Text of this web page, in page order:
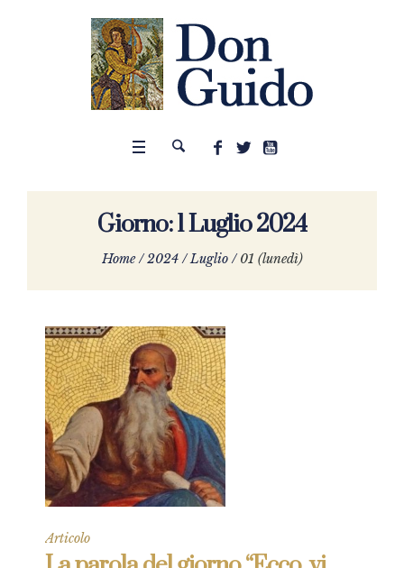
Giorno:1 Luglio 2024
Home /2024 /Luglio /01 (lunedì)
Articolo